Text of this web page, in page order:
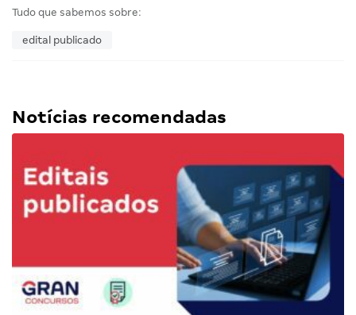
Tudo que sabemos sobre:
edital publicado
Notícias recomendadas